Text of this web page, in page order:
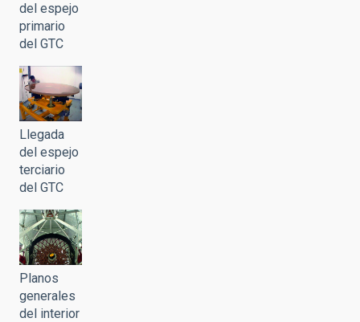
del espejo
primario
del GTC
Llegada
del espejo
terciario
del GTC
Planos
generales
del interior